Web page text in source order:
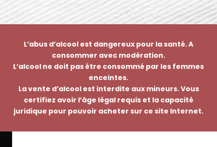
L’abus d’alcool est dangereux pour la santé. A
consommer avec modération.
L’alcool ne doit pas être consommé par les femmes
enceintes.
La vente d’alcool est interdite aux mineurs. Vous
certifiez avoir l’âge légal requis et la capacité
juridique pour pouvoir acheter sur ce site Internet.